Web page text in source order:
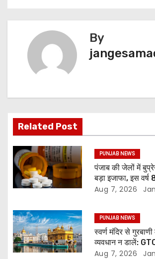
By
Related Post
PUNJAB NEWS
पंजाब की जेलों में
बड़ा इजाफा, इस वर्ष
जारी: रिपोर्ट
Aug 7, 2026
PUNJAB NEWS
स्वर्ण मंदिर से
व्यवधान न डालें:
की SGPC से अपील
Aug 7, 2026